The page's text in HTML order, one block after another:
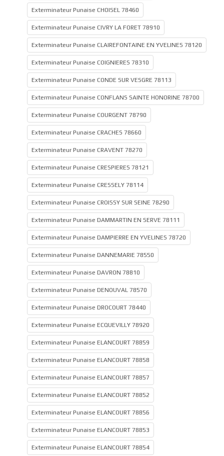
Exterminateur Punaise CHOISEL 78460
Exterminateur Punaise CIVRY LA FORET 78910
Exterminateur Punaise CLAIREFONTAINE EN YVELINES 78120
Exterminateur Punaise COIGNIERES 78310
Exterminateur Punaise CONDE SUR VESGRE 78113
Exterminateur Punaise CONFLANS SAINTE HONORINE 78700
Exterminateur Punaise COURGENT 78790
Exterminateur Punaise CRACHES 78660
Exterminateur Punaise CRAVENT 78270
Exterminateur Punaise CRESPIERES 78121
Exterminateur Punaise CRESSELY 78114
Exterminateur Punaise CROISSY SUR SEINE 78290
Exterminateur Punaise DAMMARTIN EN SERVE 78111
Exterminateur Punaise DAMPIERRE EN YVELINES 78720
Exterminateur Punaise DANNEMARIE 78550
Exterminateur Punaise DAVRON 78810
Exterminateur Punaise DENOUVAL 78570
Exterminateur Punaise DROCOURT 78440
Exterminateur Punaise ECQUEVILLY 78920
Exterminateur Punaise ELANCOURT 78859
Exterminateur Punaise ELANCOURT 78858
Exterminateur Punaise ELANCOURT 78857
Exterminateur Punaise ELANCOURT 78852
Exterminateur Punaise ELANCOURT 78856
Exterminateur Punaise ELANCOURT 78853
Exterminateur Punaise ELANCOURT 78854